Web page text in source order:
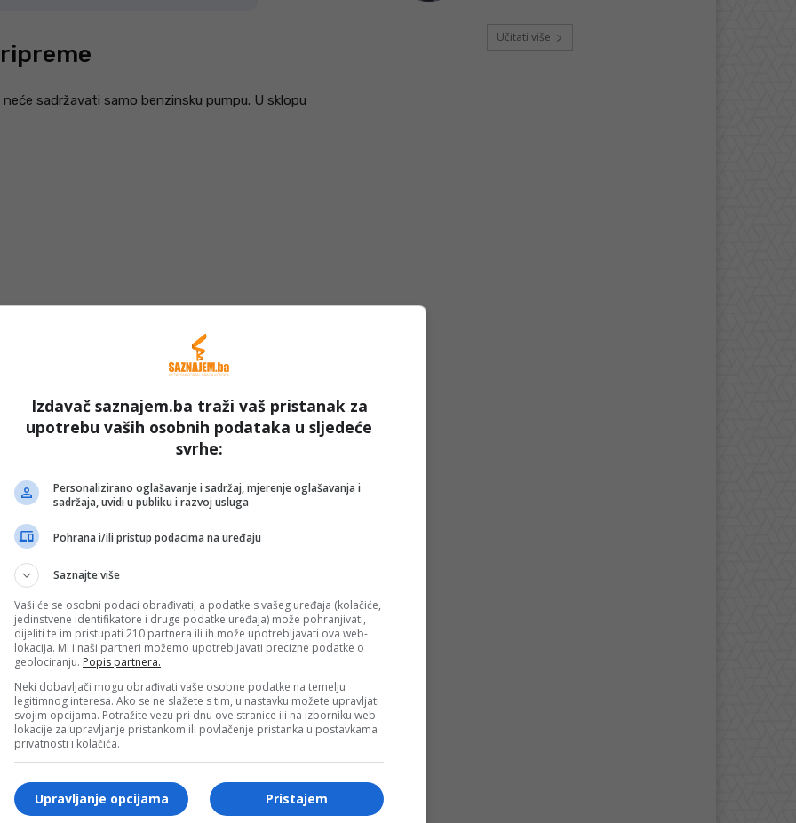
sadržavati samo benzinsku pumpu. U sklopu
radovi i pripreme za početak rada, ali je jasno da će
Bingo Petrol već primjenjuje na drugim lokacijama
Učitati više
Izdavač saznajem.ba traži vaš pristanak za
upotrebu vaših osobnih podataka u sljedeće
svrhe:
Personalizirano oglašavanje i sadržaj, mjerenje oglašavanja i
sadržaja, uvidi u publiku i razvoj usluga
Pohrana i/ili pristup podacima na uređaju
Saznajte više
Vaši će se osobni podaci obrađivati, a podatke s vašeg uređaja (kolačiće,
jedinstvene identifikatore i druge podatke uređaja) može pohranjivati,
dijeliti te im pristupati 210 partnera ili ih može upotrebljavati ova web-
lokacija. Mi i naši partneri možemo upotrebljavati precizne podatke o
geolociranju. Popis partnera.
Neki dobavljači mogu obrađivati vaše osobne podatke na temelju
legitimnog interesa. Ako se ne slažete s tim, u nastavku možete upravljati
svojim opcijama. Potražite vezu pri dnu ove stranice ili na izborniku web-
lokacije za upravljanje pristankom ili povlačenje pristanka u postavkama
privatnosti i kolačića.
Pristajem
Upravljanje opcijama